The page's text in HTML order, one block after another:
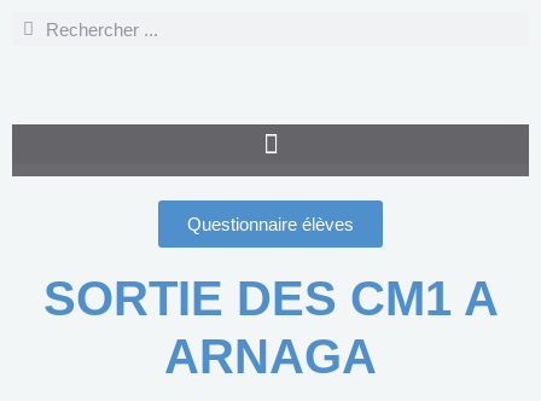
Questionnaire élèves
SORTIE DES CM1 A
ARNAGA